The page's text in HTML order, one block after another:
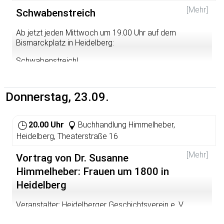
Menschen unter dem Namen "Schöner Tod" entwickelt
den Zusammenhang zwischen Psychiatrie und
Euthanasie. Die Medizin, die bereits vor dem
erforschte, legte die "wissenschaftliche" Grundlage für
Für barrierefreien Zugang bzw. GebärdendolmetscherIn
[Mehr]
Schwabenstreich
Ab jetzt jeden Mittwoch um 19.00 Uhr auf dem
Bismarckplatz in Heidelberg:
Schwabenstreich!
Donnerstag, 23.09.
20.00 Uhr
Buchhandlung Himmelheber,
Heidelberg, Theaterstraße 16
[Mehr]
Vortrag von Dr. Susanne
Himmelheber: Frauen um 1800 in
Heidelberg
Veranstalter: Heidelberger Geschichtsverein e. V.